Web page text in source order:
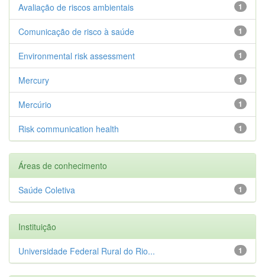
1
Avaliação de riscos ambientais
1
Comunicação de risco à saúde
1
Environmental risk assessment
1
Mercury
1
Mercúrio
1
Risk communication health
Áreas de conhecimento
1
Saúde Coletiva
Instituição
1
Universidade Federal Rural do Rio...